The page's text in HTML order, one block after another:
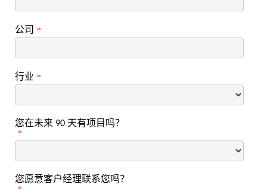
公司 *
行业 *
您在未来 90 天有项目吗？
*
您愿意客户经理联系您吗？
*